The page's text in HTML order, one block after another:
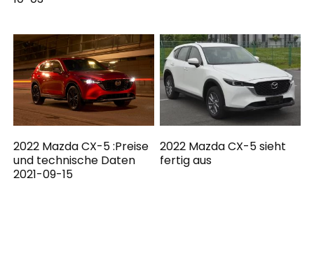
2022 Mazda CX-5 :Preise
und technische Daten
2021-09-15
2022 Mazda CX-5 sieht
fertig aus